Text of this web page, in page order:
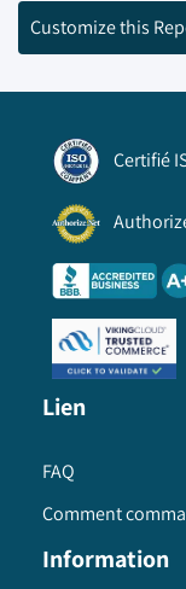
Customize this
Certifié
Lien
FAQ
Comment
Information